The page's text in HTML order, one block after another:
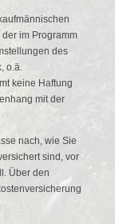
im Programm
des
o.ä.
keine Haftung
mit der
nach, wie Sie
sind, vor
Über den